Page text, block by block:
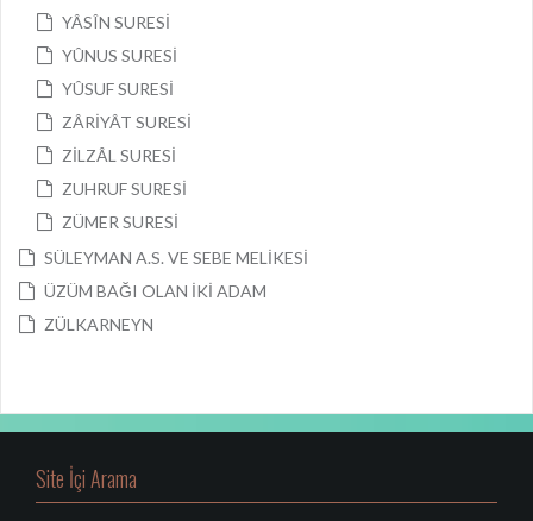
YÂSÎN SURESİ
YÛNUS SURESİ
YÛSUF SURESİ
ZÂRİYÂT SURESİ
ZİLZÂL SURESİ
ZUHRUF SURESİ
ZÜMER SURESİ
SÜLEYMAN A.S. VE SEBE MELİKESİ
ÜZÜM BAĞI OLAN İKİ ADAM
ZÜLKARNEYN
Site İçi Arama